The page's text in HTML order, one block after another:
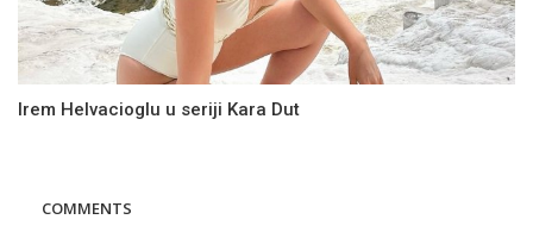
Irem Helvacioglu u seriji Kara Dut
COMMENTS